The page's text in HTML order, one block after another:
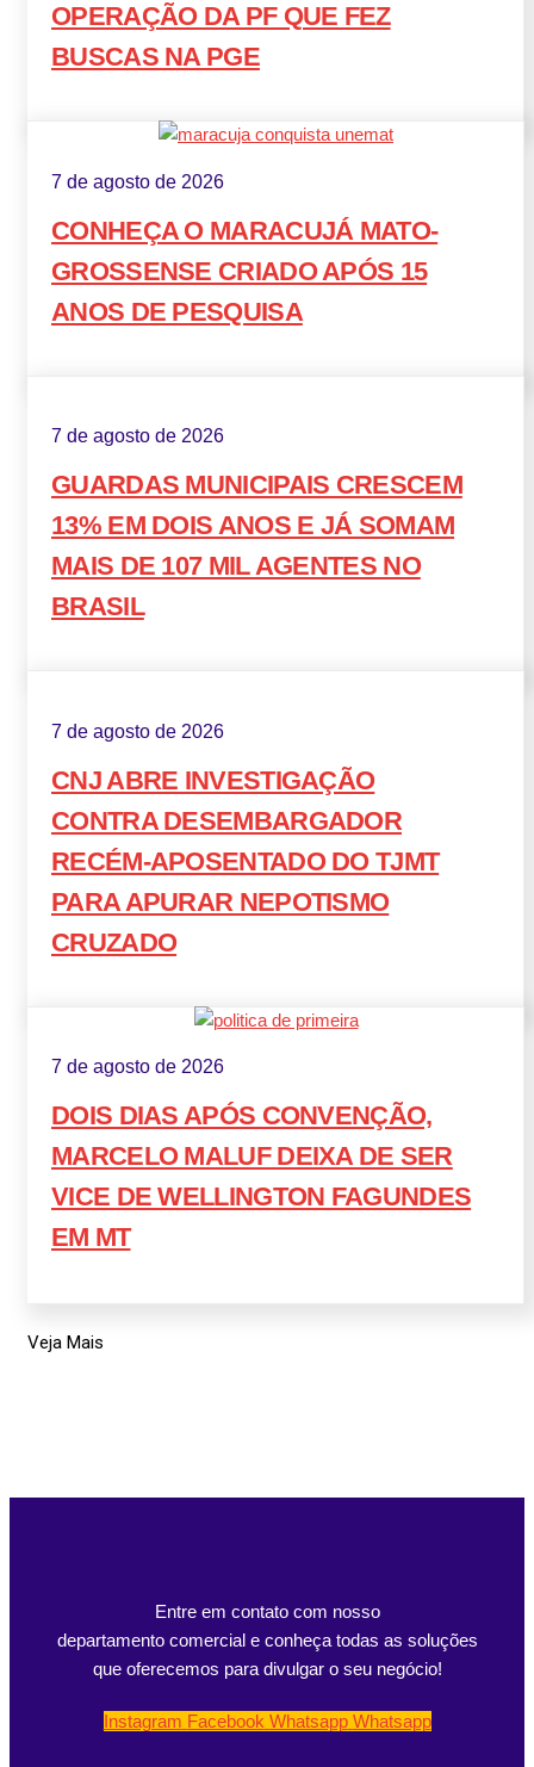
OPERAÇÃO DA PF QUE FEZ
BUSCAS NA PGE
7 de agosto de 2026
CONHEÇA O MARACUJÁ MATO-
GROSSENSE CRIADO APÓS 15
ANOS DE PESQUISA
7 de agosto de 2026
GUARDAS MUNICIPAIS CRESCEM
13% EM DOIS ANOS E JÁ SOMAM
MAIS DE 107 MIL AGENTES NO
BRASIL
7 de agosto de 2026
CNJ ABRE INVESTIGAÇÃO
CONTRA DESEMBARGADOR
RECÉM-APOSENTADO DO TJMT
PARA APURAR NEPOTISMO
CRUZADO
7 de agosto de 2026
DOIS DIAS APÓS CONVENÇÃO,
MARCELO MALUF DEIXA DE SER
VICE DE WELLINGTON FAGUNDES
EM MT
Veja Mais
Entre em contato com nosso
departamento comercial e conheça todas as soluções
que oferecemos para divulgar o seu negócio!
Instagram Facebook Whatsapp Whatsapp